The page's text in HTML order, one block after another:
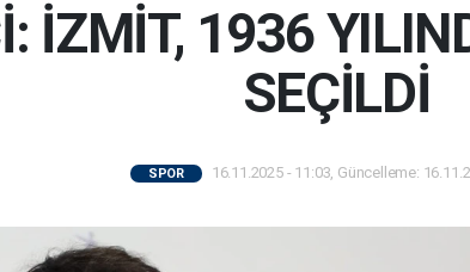
İZMİT, 1936
SEÇİLDİ
SPOR 16.11.2025 - 11:03, Güncelleme: